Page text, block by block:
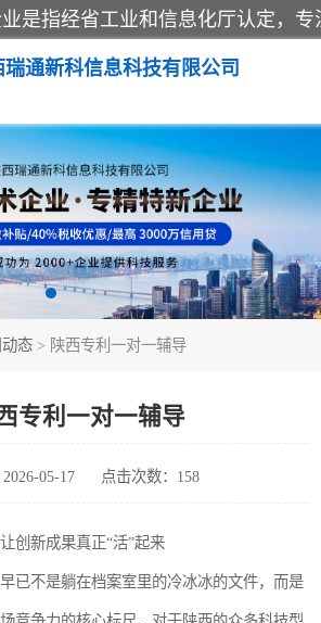
瑞通新科信息科技有限公司
态 > 陕西专利一对一辅导
专利一对一辅导
05-17 点击次数：158
创新成果真正“活”起来
已不是躺在档案室里的冷冰冰的文件，而是